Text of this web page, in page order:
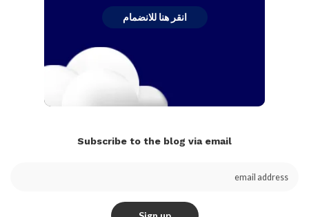
انقر هنا للانضمام
Subscribe to the blog via email